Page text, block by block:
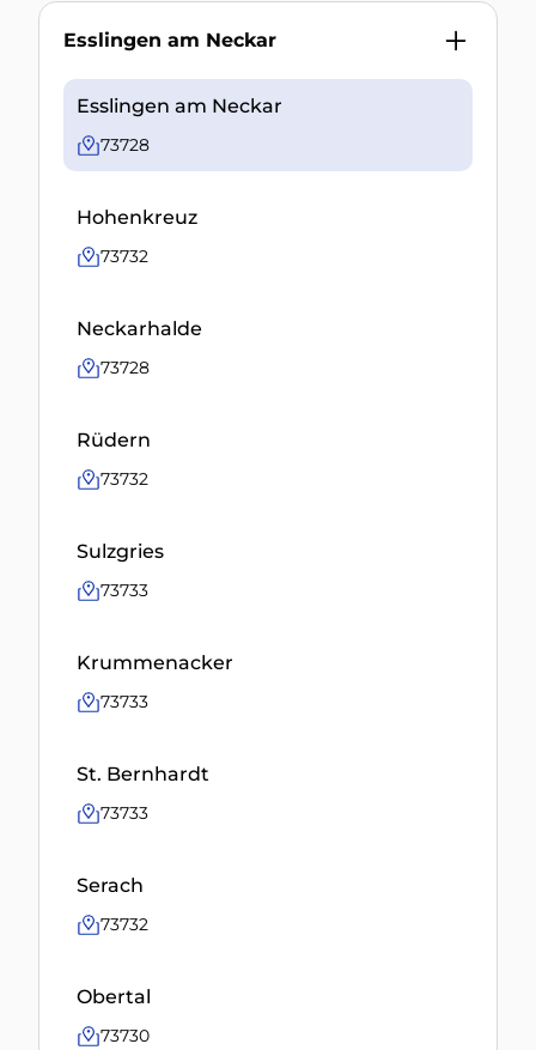
Esslingen am Neckar
Esslingen am Neckar
73728
Hohenkreuz
73732
Neckarhalde
73728
Rüdern
73732
Sulzgries
73733
Krummenacker
73733
St. Bernhardt
73733
Serach
73732
Obertal
73730